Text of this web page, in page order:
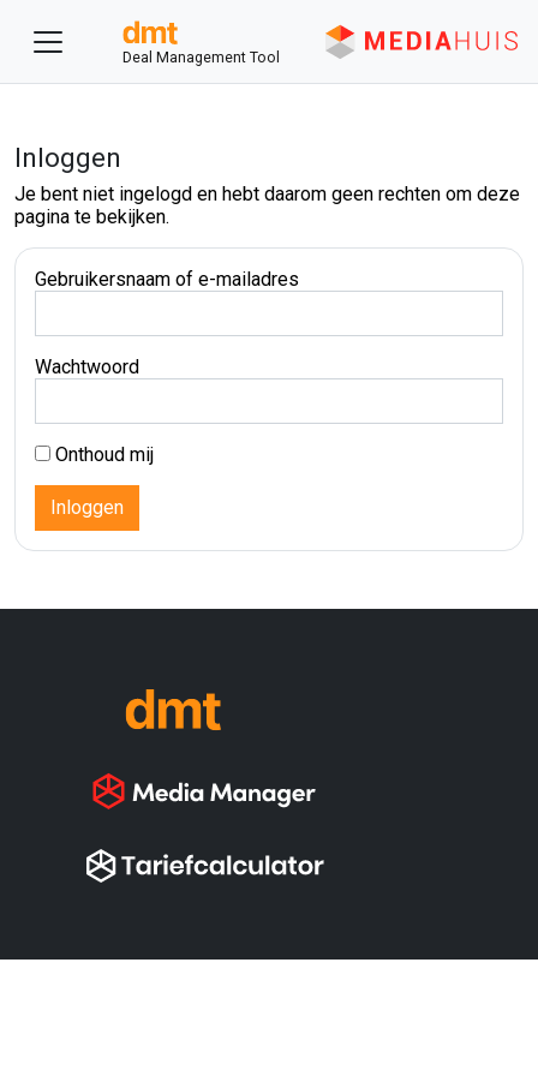
Deal Management Tool
Inloggen
Je bent niet ingelogd en hebt daarom geen rechten om deze
pagina te bekijken.
Gebruikersnaam of e-mailadres
Wachtwoord
Onthoud mij